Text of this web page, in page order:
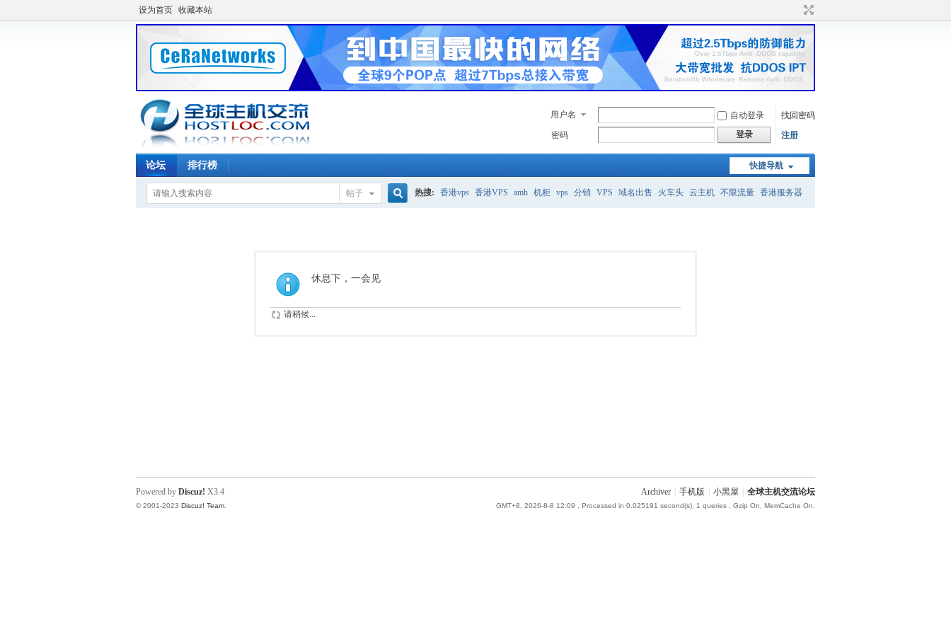
设为首页 收藏本站
用户名 自动登录
找回密码
密码
登录 注册
快捷导航
论坛 排行榜
帖子 热搜: 香港vps 香港VPS amh 机柜 vps 分销 VPS 域名出售 火车头 云主机 不限流量 香港服务器
休息下，一会见
请稍候...
Archiver 手机版 小黑屋 全球主机交流论坛
GMT+8, 2026-8-8 12:09 , Processed in 0.025191 second(s), 1 queries , Gzip On, MemCache On.
Powered by Discuz! X3.4
© 2001-2023 Discuz! Team